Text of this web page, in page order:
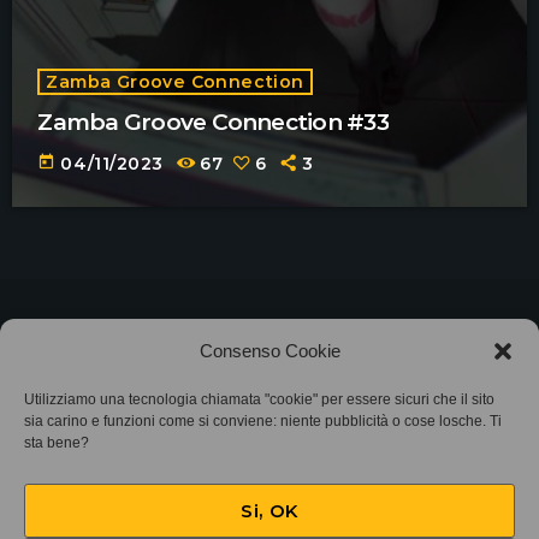
Consenso Cookie
Utilizziamo una tecnologia chiamata "cookie" per essere sicuri che il sito
sia carino e funzioni come si conviene: niente pubblicità o cose losche. Ti
sta bene?
Si, OK
Zamba Groove Connection
Zamba Groove Connection #33
today 04/11/2023 67 6 3
Associazione Bandito • CF 97882400019 •
Privacy Policy•Cookie Policy (UE) • Protocollo
SIAE 7425